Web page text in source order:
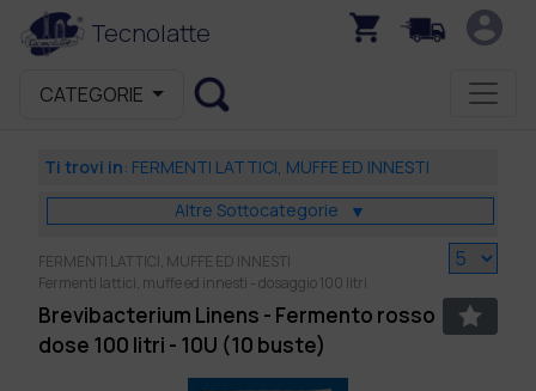
Tecnolatte
CATEGORIE
Ti trovi in: FERMENTI LATTICI, MUFFE ED INNESTI
Altre Sottocategorie ▼
FERMENTI LATTICI, MUFFE ED INNESTI
Fermenti lattici, muffe ed innesti - dosaggio 100 litri
Brevibacterium Linens - Fermento rosso
dose 100 litri - 10U (10 buste)